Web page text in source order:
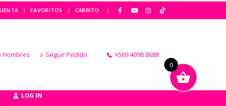
FAVORITOS CARRITO |
Hombres Seguir Pedido +569 4098 8688
LOG IN
0